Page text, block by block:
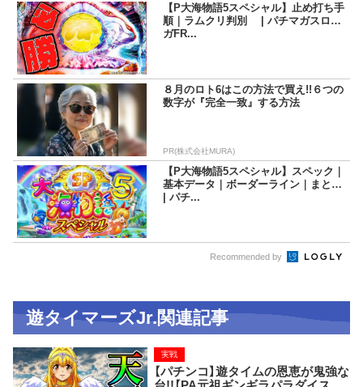
【P大海物語5スペシャル】止め打ち手
順｜ラムクリ判別 | パチマガスロマ
ガFR...
８月のロト6はこの方法で買え!!６つの
数字が『完全一致』する方法
PR(株式会社MURA)
【P大海物語5スペシャル】スペック｜
基本データ｜ボーダーライン｜まとめ
| パチ...
Recommended by
遊タイマーズJr.関連記事
【パチンコ】遊タイムの恩恵が鬼強な
実戦